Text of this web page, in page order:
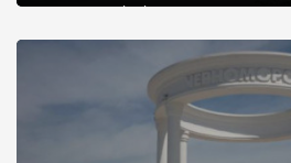
запрошую відвідати це